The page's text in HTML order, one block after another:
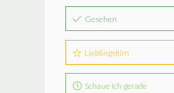
Gesehen
Lieblingsfilm
Schaue ich gerade